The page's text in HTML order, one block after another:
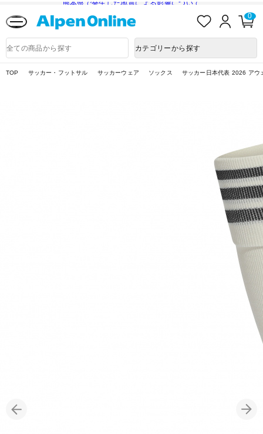
熊本県で発生した地震による影響について
入
ロ
ン
0
品
検
カテゴリーから探す
TOP サッカー・フットサル サッカーウェア ソックス サッカー日本代表 2026 アウ